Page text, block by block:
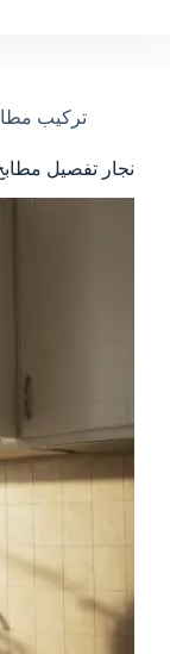
تركيب
نجار تفصيل مطابخ